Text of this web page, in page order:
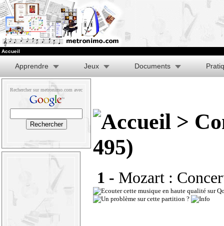
Accueil
Apprendre Jeux Documents
Rechercher sur metronimo.com avec
>
495)
1 - Mozart :